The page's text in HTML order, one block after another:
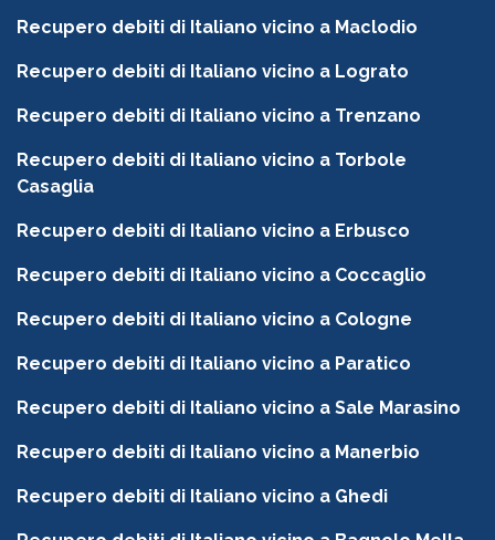
Recupero debiti di Italiano vicino a Maclodio
Recupero debiti di Italiano vicino a Lograto
Recupero debiti di Italiano vicino a Trenzano
Recupero debiti di Italiano vicino a Torbole
Casaglia
Recupero debiti di Italiano vicino a Erbusco
Recupero debiti di Italiano vicino a Coccaglio
Recupero debiti di Italiano vicino a Cologne
Recupero debiti di Italiano vicino a Paratico
Recupero debiti di Italiano vicino a Sale Marasino
Recupero debiti di Italiano vicino a Manerbio
Recupero debiti di Italiano vicino a Ghedi